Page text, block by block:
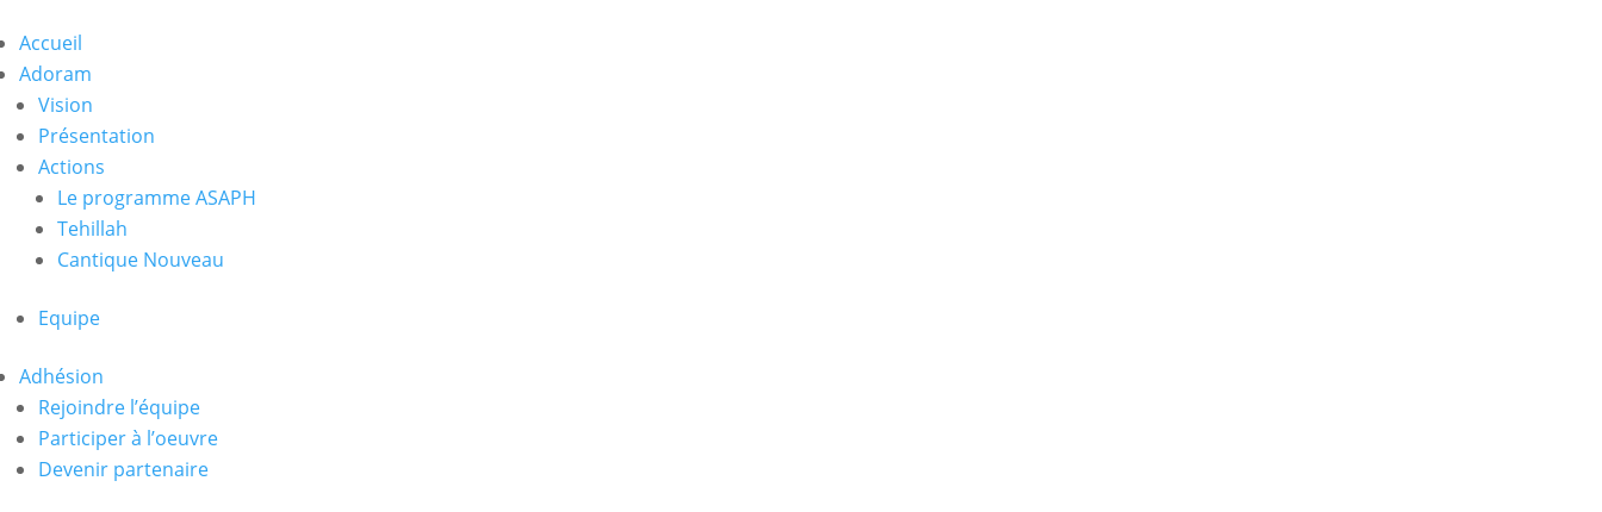
Accueil
Adoram
Vision
Présentation
Actions
Le programme ASAPH
Tehillah
Cantique Nouveau
Equipe
Adhésion
Rejoindre l’équipe
Participer à l’oeuvre
Devenir partenaire